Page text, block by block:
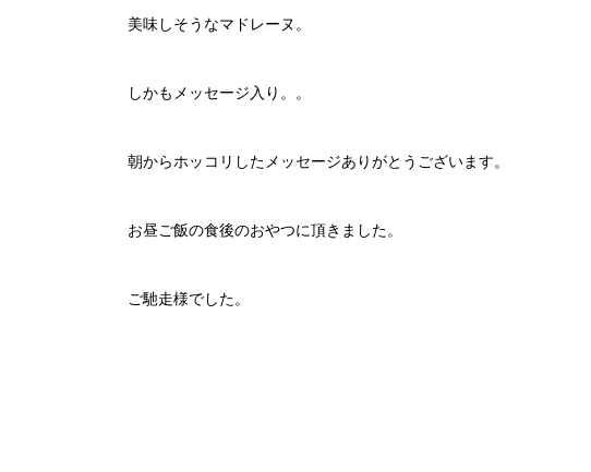
美味しそうなマドレーヌ。
しかもメッセージ入り。。
朝からホッコリしたメッセージありがとうございます。
お昼ご飯の食後のおやつに頂きました。
ご馳走様でした。